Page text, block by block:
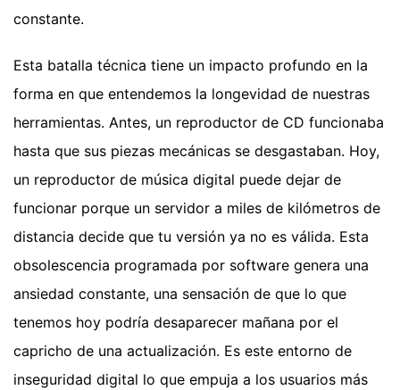
constante.
Esta batalla técnica tiene un impacto profundo en la
forma en que entendemos la longevidad de nuestras
herramientas. Antes, un reproductor de CD funcionaba
hasta que sus piezas mecánicas se desgastaban. Hoy,
un reproductor de música digital puede dejar de
funcionar porque un servidor a miles de kilómetros de
distancia decide que tu versión ya no es válida. Esta
obsolescencia programada por software genera una
ansiedad constante, una sensación de que lo que
tenemos hoy podría desaparecer mañana por el
capricho de una actualización. Es este entorno de
inseguridad digital lo que empuja a los usuarios más